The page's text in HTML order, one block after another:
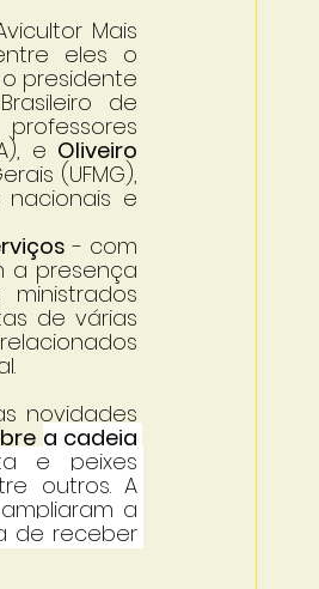
Mais
eles o
o presidente
de
e Oliveiro
(UFMG),
e
- com
a presença
de várias
novidades
a cadeia
e peixes
outros. A
a
de receber